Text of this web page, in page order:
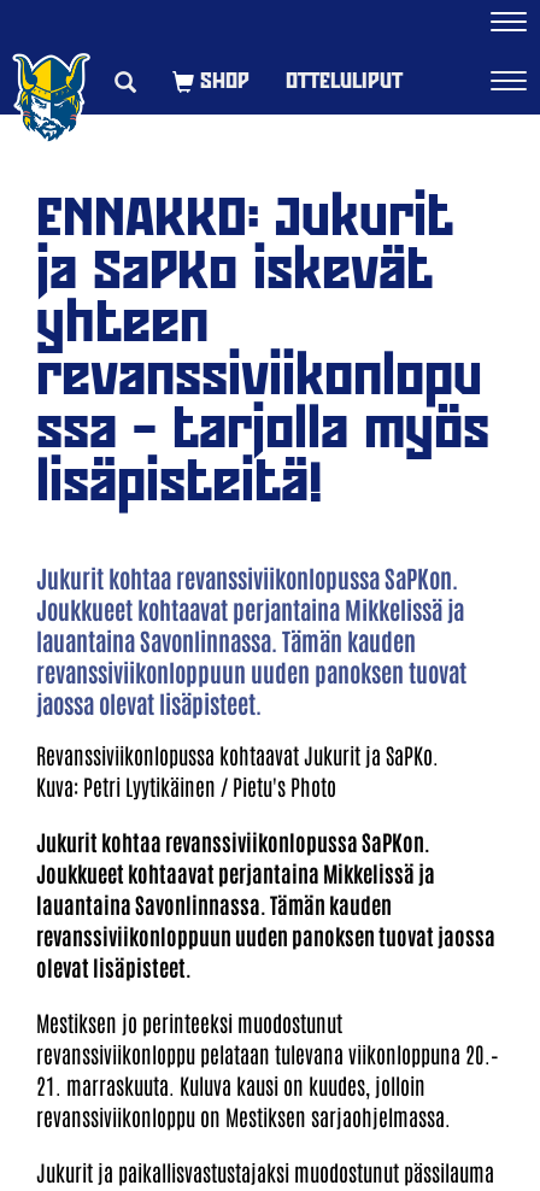
OTTELULIPUT
ENNAKKO: Jukurit
ja SaPKo iskevät
yhteen
revanssiviikonlopu
ssa – tarjolla myös
lisäpisteitä!
Jukurit kohtaa revanssiviikonlopussa SaPKon.
Joukkueet kohtaavat perjantaina Mikkelissä ja
lauantaina Savonlinnassa. Tämän kauden
revanssiviikonloppuun uuden panoksen tuovat
jaossa olevat lisäpisteet.
Revanssiviikonlopussa kohtaavat Jukurit ja SaPKo.
Kuva: Petri Lyytikäinen / Pietu's Photo
Jukurit kohtaa revanssiviikonlopussa SaPKon.
Joukkueet kohtaavat perjantaina Mikkelissä ja
lauantaina Savonlinnassa. Tämän kauden
revanssiviikonloppuun uuden panoksen tuovat jaossa
olevat lisäpisteet.
Mestiksen jo perinteeksi muodostunut
revanssiviikonloppu pelataan tulevana viikonloppuna 20.–
21. marraskuuta. Kuluva kausi on kuudes, jolloin
revanssiviikonloppu on Mestiksen sarjaohjelmassa.
Jukurit ja paikallisvastustajaksi muodostunut pässilauma